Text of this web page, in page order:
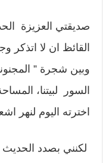
صديقتي العزيزة
القائظ ان لا اتذكر
وبين شجرة ”
السور لبيتنا،
اخترته اليوم لنهر
لكنني بصدد